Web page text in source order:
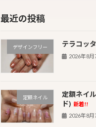
最近の投稿
デザインフリー テラコッ
2026年8月
定額ネイル
定額ネイ
ド) 新着!!
2026年8月